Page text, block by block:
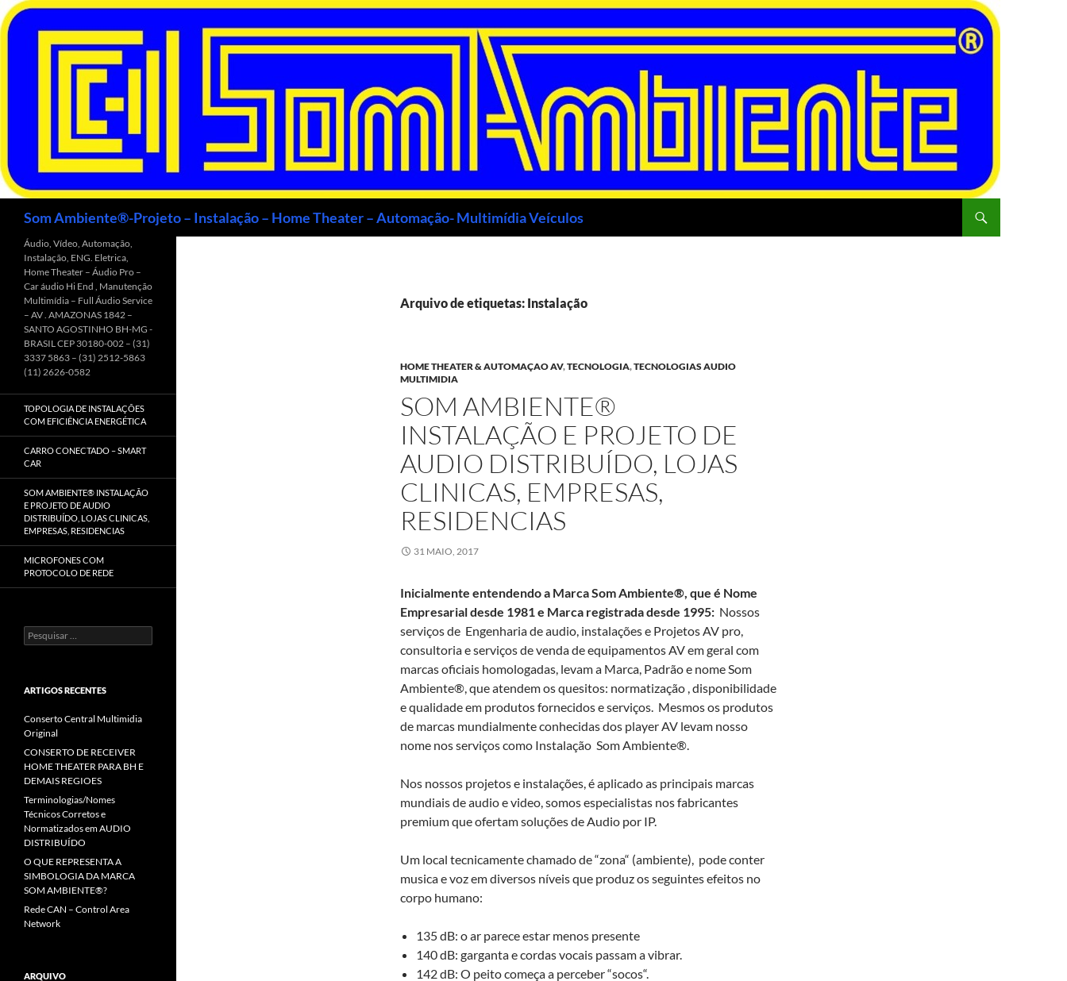
Saltar
para
Som Ambiente®-Projeto – Instalação – Home Theater – Automação- Multimídia Veículos
Arquivo de etiquetas: Instalação
HOME THEATER & AUTOMAÇAO AV,TECNOLOGIA,TECNOLOGIAS AUDIO
MULTIMIDIA
SOM AMBIENTE®
INSTALAÇÃO E PROJETO DE
AUDIO DISTRIBUÍDO, LOJAS
CLINICAS, EMPRESAS,
RESIDENCIAS
31 MAIO, 2017
Inicialmente entendendo a Marca Som Ambiente®, que é Nome
Empresarial desde 1981 e Marca registrada desde 1995: Nossos
serviços de Engenharia de audio, instalações e Projetos AV pro,
consultoria e serviços de venda de equipamentos AV em geral com
marcas oficiais homologadas, levam a Marca, Padrão e nome Som
Ambiente®, que atendem os quesitos: normatização , disponibilidade
e qualidade em produtos fornecidos e serviços. Mesmos os produtos
de marcas mundialmente conhecidas dos player AV levam nosso
nome nos serviços como Instalação Som Ambiente®.
Nos nossos projetos e instalações, é aplicado as principais marcas
mundiais de audio e video, somos especialistas nos fabricantes
premium que ofertam soluções de Audio por IP.
Um local tecnicamente chamado de “zona“ (ambiente), pode conter
musica e voz em diversos níveis que produz os seguintes efeitos no
corpo humano:
135 dB: o ar parece estar menos presente
140 dB: garganta e cordas vocais passam a vibrar.
142 dB: O peito começa a perceber “socos“.
Áudio, Vídeo, Automação,
Instalação, ENG. Eletrica,
Home Theater – Áudio Pro –
Car áudio Hi End , Manutenção
Multimídia – Full Áudio Service
– AV . AMAZONAS 1842 –
SANTO AGOSTINHO BH-MG -
BRASIL CEP 30180-002 – (31)
3337 5863 – (31) 2512-5863
(11) 2626-0582
TOPOLOGIA DE INSTALAÇÕES
COM EFICIÊNCIA ENERGÉTICA
CARRO CONECTADO – SMART
CAR
SOM AMBIENTE® INSTALAÇÃO
E PROJETO DE AUDIO
DISTRIBUÍDO, LOJAS CLINICAS,
EMPRESAS, RESIDENCIAS
MICROFONES COM
PROTOCOLO DE REDE
Pesquisar
por:
ARTIGOS RECENTES
Conserto Central Multimidia
Original
CONSERTO DE RECEIVER
HOME THEATER PARA BH E
DEMAIS REGIOES
Terminologias/Nomes
Técnicos Corretos e
Normatizados em AUDIO
DISTRIBUÍDO
O QUE REPRESENTA A
SIMBOLOGIA DA MARCA
SOM AMBIENTE®?
Rede CAN – Control Area
Network
ARQUIVO